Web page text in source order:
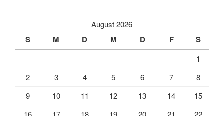
August 2026
S M D M D F S
1
2
3 4 5 6 7
8
9
10 11 12 13 14
15
16
17 18 19 20 21
22